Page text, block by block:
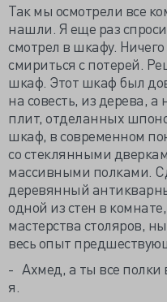
Так мы осмотрели все
нашли. Я еще раз
смотрел в шкафу.
смириться с потерей.
шкаф. Этот шкаф был
на совесть, из дерева,
плит, отделанных
шкаф, в современном
со стеклянными
массивными полками.
деревянный
одной из стен в
мастерства столяров,
весь опыт
- Ахмед, а ты все полки
я.